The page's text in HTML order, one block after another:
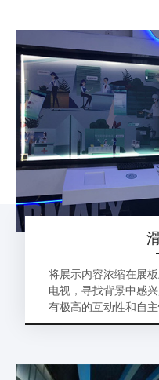
将展示内容浓缩在展
电视，寻找背景中感
有极高的互动性和自主